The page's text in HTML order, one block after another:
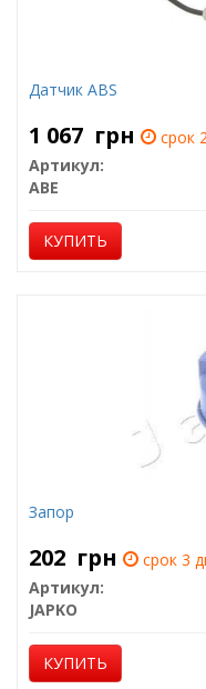
Датчик ABS
1 067 грн
срок
Артикул:
ABE
КУПИТЬ
Запор
202 грн
срок 3
Артикул:
JAPKO
КУПИТЬ